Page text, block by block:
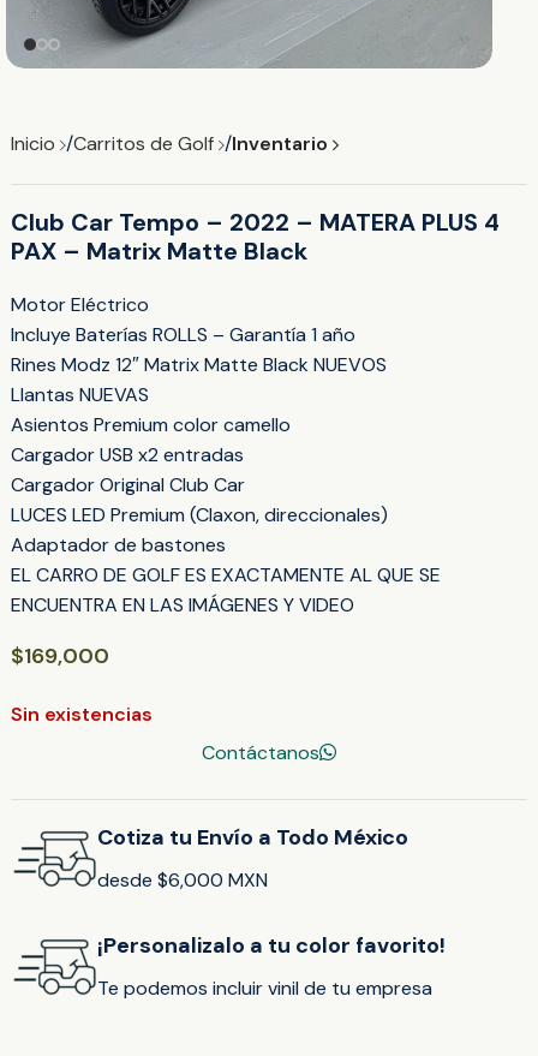
Inicio Carritos de Golf Inventario
Club Car Tempo – 2022 – MATERA PLUS 4
PAX – Matrix Matte Black
Motor Eléctrico
Incluye Baterías ROLLS – Garantía 1 año
Rines Modz 12″ Matrix Matte Black NUEVOS
Llantas NUEVAS
Asientos Premium color camello
Cargador USB x2 entradas
Cargador Original Club Car
LUCES LED Premium (Claxon, direccionales)
Adaptador de bastones
EL CARRO DE GOLF ES EXACTAMENTE AL QUE SE
ENCUENTRA EN LAS IMÁGENES Y VIDEO
$169,000
Sin existencias
Contáctanos
Cotiza tu Envío a Todo México
desde $6,000 MXN
¡Personalizalo a tu color favorito!
Te podemos incluir vinil de tu empresa